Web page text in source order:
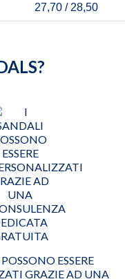
27,70 / 28,50
ESSERE
GRAZIE AD UNA